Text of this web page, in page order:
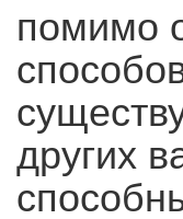
помимо
других